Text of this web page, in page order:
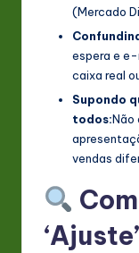
(Mercado
espera e
caixa real
Supondo
todos:Não
vendas